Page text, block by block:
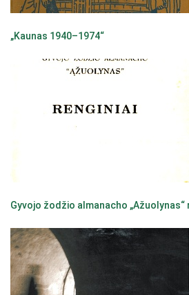
„Kaunas 1940–1974“
Gyvojo žodžio almanacho „Ažuolynas“